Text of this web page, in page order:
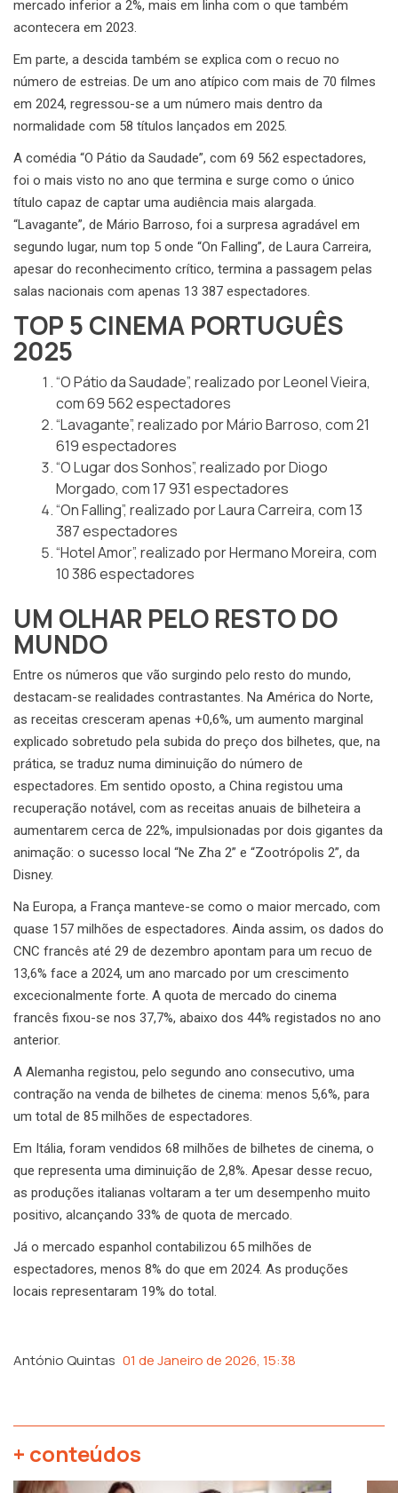
mercado inferior a 2%, mais em linha com o que também
acontecera em 2023.
Em parte, a descida também se explica com o recuo no
número de estreias. De um ano atípico com mais de 70 filmes
em 2024, regressou-se a um número mais dentro da
normalidade com 58 títulos lançados em 2025.
A comédia “O Pátio da Saudade”, com 69 562 espectadores,
foi o mais visto no ano que termina e surge como o único
título capaz de captar uma audiência mais alargada.
“Lavagante”, de Mário Barroso, foi a surpresa agradável em
segundo lugar, num top 5 onde “On Falling”, de Laura Carreira,
apesar do reconhecimento crítico, termina a passagem pelas
salas nacionais com apenas 13 387 espectadores.
TOP 5 CINEMA PORTUGUÊS
2025
“O Pátio da Saudade”, realizado por Leonel Vieira,
com 69 562 espectadores
“Lavagante”, realizado por Mário Barroso, com 21
619 espectadores
“O Lugar dos Sonhos”, realizado por Diogo
Morgado, com 17 931 espectadores
“On Falling”, realizado por Laura Carreira, com 13
387 espectadores
“Hotel Amor”, realizado por Hermano Moreira, com
10 386 espectadores
UM OLHAR PELO RESTO DO
MUNDO
Entre os números que vão surgindo pelo resto do mundo,
destacam-se realidades contrastantes. Na América do Norte,
as receitas cresceram apenas +0,6%, um aumento marginal
explicado sobretudo pela subida do preço dos bilhetes, que, na
prática, se traduz numa diminuição do número de
espectadores. Em sentido oposto, a China registou uma
recuperação notável, com as receitas anuais de bilheteira a
aumentarem cerca de 22%, impulsionadas por dois gigantes da
animação: o sucesso local “Ne Zha 2” e “Zootrópolis 2”, da
Disney.
Na Europa, a França manteve-se como o maior mercado, com
quase 157 milhões de espectadores. Ainda assim, os dados do
CNC francês até 29 de dezembro apontam para um recuo de
13,6% face a 2024, um ano marcado por um crescimento
excecionalmente forte. A quota de mercado do cinema
francês fixou-se nos 37,7%, abaixo dos 44% registados no ano
anterior.
A Alemanha registou, pelo segundo ano consecutivo, uma
contração na venda de bilhetes de cinema: menos 5,6%, para
um total de 85 milhões de espectadores.
Em Itália, foram vendidos 68 milhões de bilhetes de cinema, o
que representa uma diminuição de 2,8%. Apesar desse recuo,
as produções italianas voltaram a ter um desempenho muito
positivo, alcançando 33% de quota de mercado.
Já o mercado espanhol contabilizou 65 milhões de
espectadores, menos 8% do que em 2024. As produções
locais representaram 19% do total.
António Quintas 01 de Janeiro de 2026, 15:38
+ conteúdos